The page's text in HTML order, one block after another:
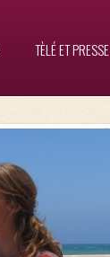
TÈLÉ ET PRESSE